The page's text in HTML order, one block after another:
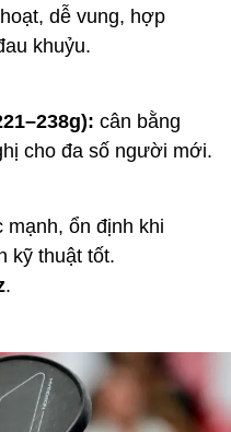
hoạt, dễ vung, hợp
khuỷu.
cân bằng
cho đa số người mới.
mạnh, ổn định khi
kỹ thuật tốt.
.